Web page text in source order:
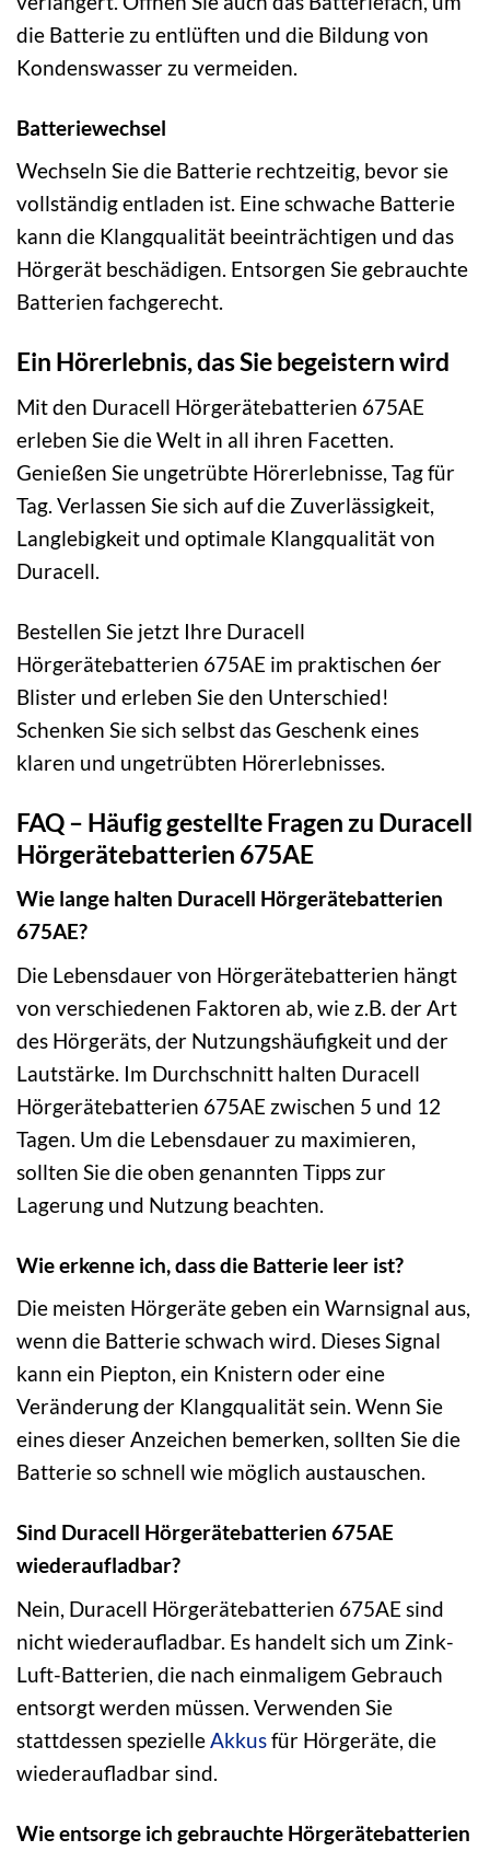
die Batterie zu entlüften und die Bildung von
Kondenswasser zu vermeiden.
Batteriewechsel
Wechseln Sie die Batterie rechtzeitig, bevor sie
vollständig entladen ist. Eine schwache Batterie
kann die Klangqualität beeinträchtigen und das
Hörgerät beschädigen. Entsorgen Sie gebrauchte
Batterien fachgerecht.
Ein Hörerlebnis, das Sie begeistern wird
Mit den Duracell Hörgerätebatterien 675AE
erleben Sie die Welt in all ihren Facetten.
Genießen Sie ungetrübte Hörerlebnisse, Tag für
Tag. Verlassen Sie sich auf die Zuverlässigkeit,
Langlebigkeit und optimale Klangqualität von
Duracell.
Bestellen Sie jetzt Ihre Duracell
Hörgerätebatterien 675AE im praktischen 6er
Blister und erleben Sie den Unterschied!
Schenken Sie sich selbst das Geschenk eines
klaren und ungetrübten Hörerlebnisses.
FAQ – Häufig gestellte Fragen zu Duracell
Hörgerätebatterien 675AE
Wie lange halten Duracell Hörgerätebatterien
675AE?
Die Lebensdauer von Hörgerätebatterien hängt
von verschiedenen Faktoren ab, wie z.B. der Art
des Hörgeräts, der Nutzungshäufigkeit und der
Lautstärke. Im Durchschnitt halten Duracell
Hörgerätebatterien 675AE zwischen 5 und 12
Tagen. Um die Lebensdauer zu maximieren,
sollten Sie die oben genannten Tipps zur
Lagerung und Nutzung beachten.
Wie erkenne ich, dass die Batterie leer ist?
Die meisten Hörgeräte geben ein Warnsignal aus,
wenn die Batterie schwach wird. Dieses Signal
kann ein Piepton, ein Knistern oder eine
Veränderung der Klangqualität sein. Wenn Sie
eines dieser Anzeichen bemerken, sollten Sie die
Batterie so schnell wie möglich austauschen.
Sind Duracell Hörgerätebatterien 675AE
wiederaufladbar?
Nein, Duracell Hörgerätebatterien 675AE sind
nicht wiederaufladbar. Es handelt sich um Zink-
Luft-Batterien, die nach einmaligem Gebrauch
entsorgt werden müssen. Verwenden Sie
stattdessen spezielleAkkusfür Hörgeräte, die
wiederaufladbar sind.
Wie entsorge ich gebrauchte Hörgerätebatterien